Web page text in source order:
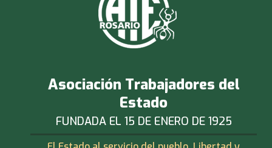
Asociación Trabajadores del
Estado
FUNDADA EL 15 DE ENERO DE 1925